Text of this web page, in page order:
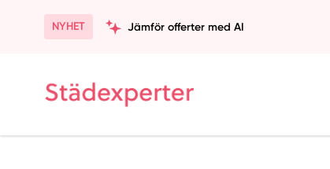
NYHET Jämför offerter med AI